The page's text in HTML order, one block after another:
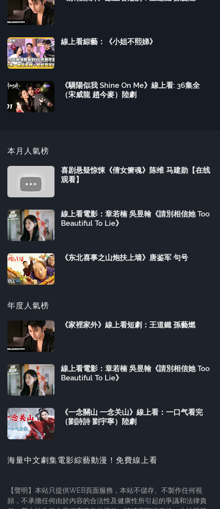
線上看綜藝：《小姐不熙娣》
《驕陽似我 Shine On Me》線上看: 36集全
（宋威龍 趙今麥）陸劇
本月人氣榜
喜剧悬疑惊悚《倩女箫魂》陈维 马建勋【在线
观看】
線上看電影：章若楠 吳昱翰《請別相信她 Too
Beautiful To Lie》
《东北喜事之山炮扶上墙》唐鉴军 句号
年度人氣榜
《家裡家外》線上看短劇：王道鐵 孫藝燃
線上看電影：章若楠 吳昱翰《請別相信她 Too
Beautiful To Lie》
《一念關山 一念关山》線上看：一口气看完
（劉詩詩 劉宇寧）陸劇
海量中文劇集電影綜藝動漫！免費線上看
【聲明】本站只提供WEB頁面服務，本站不儲存、不製作任何視
頻，不承擔任何由於內容的合法性及健康性所引起的爭議和法律責